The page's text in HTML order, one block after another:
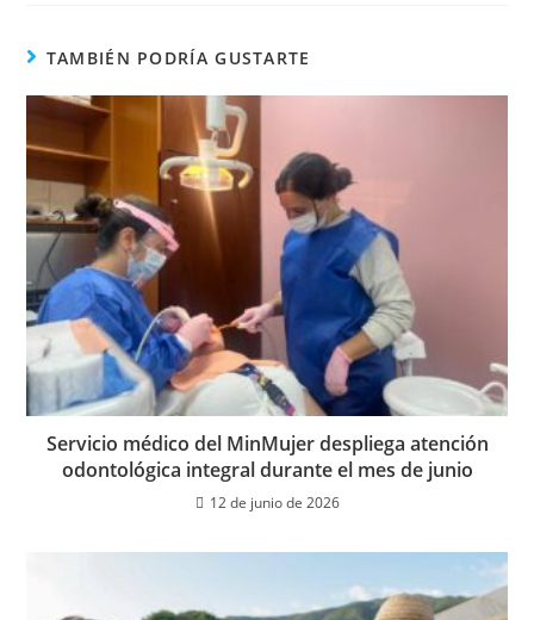
TAMBIÉN PODRÍA GUSTARTE
Servicio médico del MinMujer despliega atención
odontológica integral durante el mes de junio
12 de junio de 2026